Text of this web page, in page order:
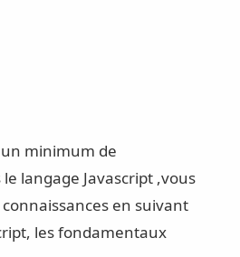
minimum de
langage Javascript ,vous
en suivant
les fondamentaux